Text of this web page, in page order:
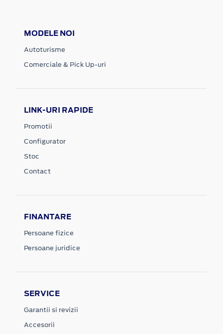
MODELE NOI
Autoturisme
Comerciale & Pick Up-uri
LINK-URI RAPIDE
Promotii
Configurator
Stoc
Contact
FINANTARE
Persoane fizice
Persoane juridice
SERVICE
Garantii si revizii
Accesorii